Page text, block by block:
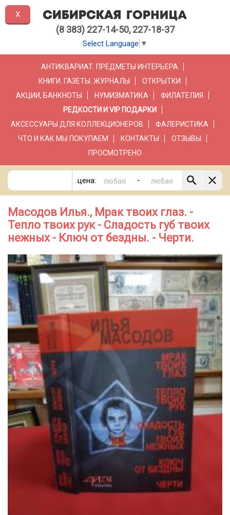
(8 383) 227-14-50, 227-18-37
Select Language ▼
АНТИКВАРИАТ. ПРЕДМЕТЫ ИНТЕРЬЕРА
КНИГИ. ГАЗЕТЫ. ЖУРНАЛЫ
ОТКРЫТКИ
АКЦИИ, БАНКНОТЫ
НУМИЗМАТИКА
ФИЛАТЕЛИЯ
РЕДКОСТИ И VIP ПОДАРКИ
АКСЕССУАРЫ ДЛЯ КОЛЛЕКЦИОНЕРОВ
ФАЛЕРИСТИКА
ЧТО И КАК МЫ ПОКУПАЕМ
КОНТАКТЫ
ОТЗЫВЫ
ПРОСМОТРЕНО
цена: -
Масодов Илья., Мрак твоих глаз. -
Тепло твоих рук - Сладость губ твоих
нежных - Ключ от бездны. - Черти.
X